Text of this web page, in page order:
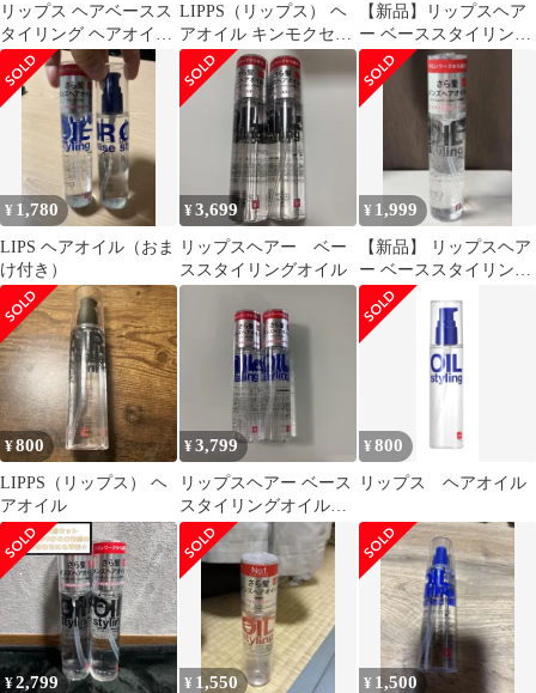
リップス ヘアベースス
タイリング ヘアオイル
& スタイリングミルク
3本セット
LIPPS（リップス） ヘ
アオイル キンモクセイ
の香り 100g メンズ 洗
い流さないトリートメ
ント レディース さら髪
つや髪 保湿 スタイリン
グ剤 [4.ヘアオイル（キ
ンモクセイ）]
【新品】リップスヘア
ー ベーススタイリング
オイル 黒 スタイリング
ヘアオイル
¥ 1,780
LIPS ヘアオイル（おま
け付き）
¥3,699
リップスヘアー ベー
ススタイリングオイル
¥ 1,999
【新品】 リップスヘア
ー ベーススタイリング
オイル 黒 スタイリング
ヘアオイル
¥800
LIPPS（リップス） ヘ
アオイル
¥3,799
リップスヘアー ベース
スタイリングオイル
100ml 2本セット
¥800
リップス ヘアオイル
¥2,799 ¥ 1,550 ¥ 1,500